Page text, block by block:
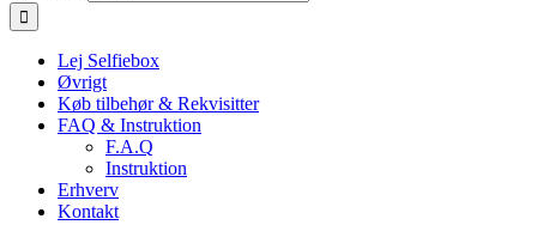
Lej Selfiebox
Øvrigt
Køb tilbehør & Rekvisitter
FAQ & Instruktion
F.A.Q
Instruktion
Erhverv
Kontakt